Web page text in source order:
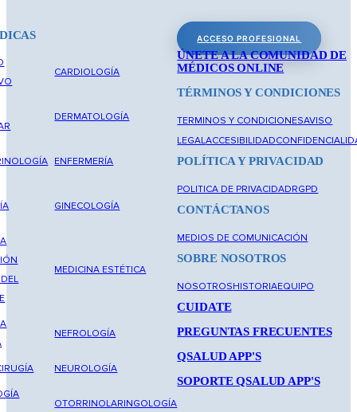
CARDIOLOGÍA
DERMATOLOGÍA
ENFERMERÍA
GINECOLOGÍA
MEDICINA ESTÉTICA
NEFROLOGÍA
NEUROLOGÍA
OTORRINOLARINGOLOGÍA
ACCESO PROFESIONAL
ÚNETE A LA COMUNIDAD DE
MÉDICOS ONLINE
TÉRMINOS Y CONDICIONES
TERMINOS Y CONDICIONESAVISO
LEGALACCESIBILIDAD
POLÍTICA Y PRIVACIDAD
POLITICA DE PRIVACIDADRGPD
CONTÁCTANOS
MEDIOS DE COMUNICACIÓN
SOBRE NOSOTROS
NOSOTROSHISTORIAEQUIPO
CUIDATE
PREGUNTAS FRECUENTES
QSALUD APP'S
SOPORTE QSALUD APP'S